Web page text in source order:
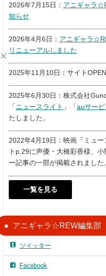
2026年7月15日： アニギャラ
知らせ
2026年4月6日： アニギャラ
リニューアルしました
2025年11月10日：サイト
2025年6月30日：株式会社
「 ニュースライト 」「auサー
たしました。
2022年4月19日：映画『ミュ
トp.29に声優・大橋彩香様、
ー記事の一部が掲載されました
一覧を見る
アニギャラ☆REW編集部
ツイッター
Facebook